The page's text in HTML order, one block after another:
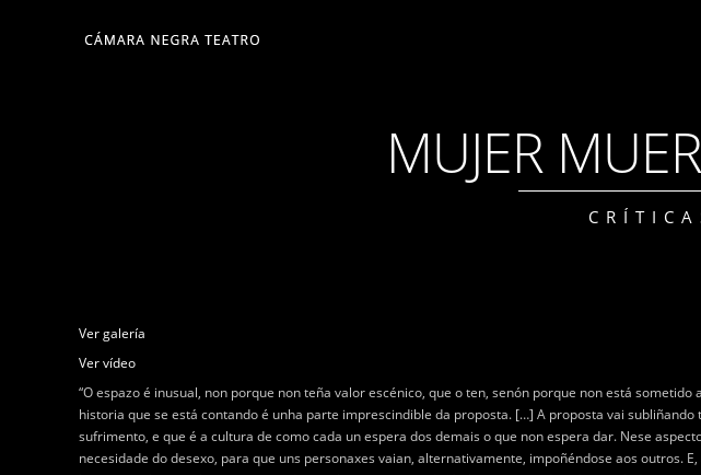
MUJER
Ver galería
Ver vídeo
“O espazo é inusual, non porque non teña valor escénico, que o ten, senón porque non está
historia que se está contando é unha parte imprescindible da proposta. […] A proposta vai
sufrimento, e que é a cultura de como cada un espera dos demais o que non espera dar. Nese
necesidade do desexo, para que uns personaxes vaian, alternativamente, impoñéndose aos outros.